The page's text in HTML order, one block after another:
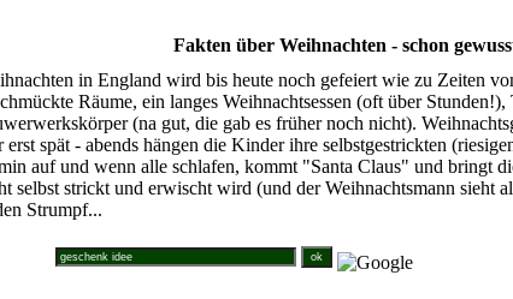
Fakten über Weihnachten - schon
in England wird bis heute noch gefeiert wie zu Zeiten
Räume, ein langes Weihnachtsessen (oft über
(na gut, die gab es früher noch nicht).
erst spät - abends hängen die Kinder ihre selbstgestrickten
auf und wenn alle schlafen, kommt "Santa Claus" und bringt
selbst strickt und erwischt wird (und der Weihnachtsmann sieht
Strumpf...